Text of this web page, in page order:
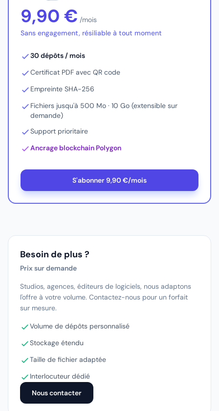
9,90 € /mois
Sans engagement, résiliable à tout moment
30 dépôts / mois
Certificat PDF avec QR code
Empreinte SHA-256
Fichiers jusqu'à 500 Mo · 10 Go (extensible sur
demande)
Support prioritaire
Ancrage blockchain Polygon
S'abonner 9,90 €/mois
Besoin de plus ?
Prix sur demande
Studios, agences, éditeurs de logiciels, nous adaptons
l'offre à votre volume. Contactez-nous pour un forfait
sur mesure.
Volume de dépôts personnalisé
Stockage étendu
Taille de fichier adaptée
Interlocuteur dédié
Nous contacter